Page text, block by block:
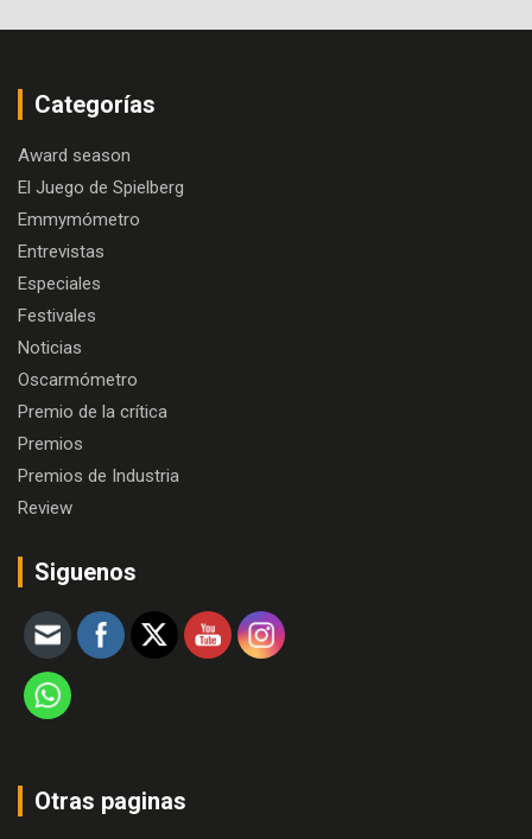
Categorías
Award season
El Juego de Spielberg
Emmymómetro
Entrevistas
Especiales
Festivales
Noticias
Oscarmómetro
Premio de la crítica
Premios
Premios de Industria
Review
Siguenos
Otras paginas